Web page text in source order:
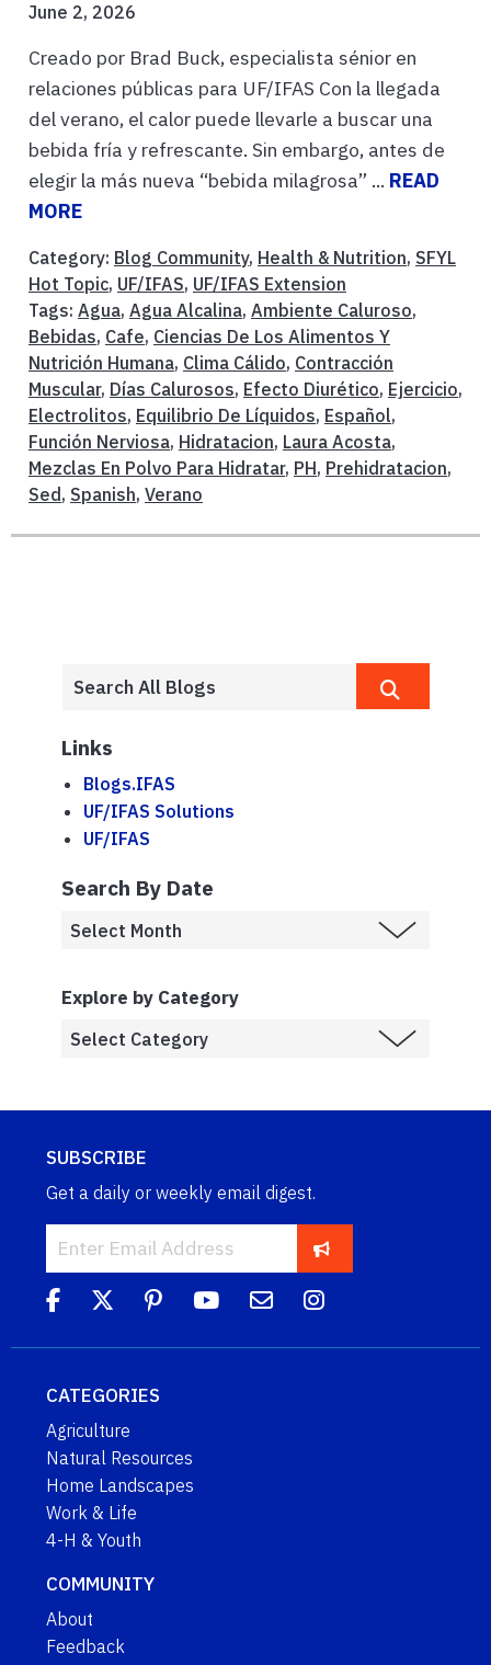
June 2, 2026
Creado por Brad Buck, especialista sénior en
relaciones públicas para UF/IFAS Con la llegada
del verano, el calor puede llevarle a buscar una
bebida fría y refrescante. Sin embargo, antes de
elegir la más nueva “bebida milagrosa” ... READ
MORE
Category: Blog Community, Health & Nutrition, SFYL
Hot Topic, UF/IFAS, UF/IFAS Extension
Tags: Agua, Agua Alcalina, Ambiente Caluroso,
Bebidas, Cafe, Ciencias De Los Alimentos Y
Nutrición Humana, Clima Cálido, Contracción
Muscular, Días Calurosos, Efecto Diurético, Ejercicio,
Electrolitos, Equilibrio De Líquidos, Español,
Función Nerviosa, Hidratacion, Laura Acosta,
Mezclas En Polvo Para Hidratar, PH, Prehidratacion,
Sed , Spanish, Verano
Links
Blogs.IFAS
UF/IFAS Solutions
UF/IFAS
Search By Date
Explore by Category
SUBSCRIBE
Get a daily or weekly email digest.
CATEGORIES
Agriculture
Natural Resources
Home Landscapes
Work & Life
4-H & Youth
COMMUNITY
About
Feedback